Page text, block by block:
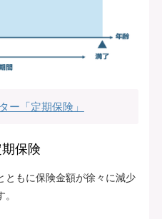
ー「定期保険」
保険
ともに保険金額が徐々に減少